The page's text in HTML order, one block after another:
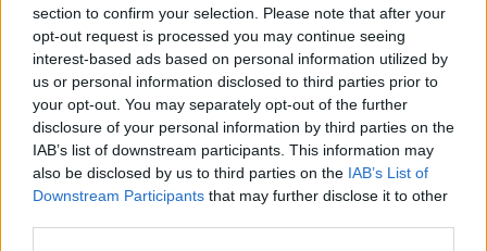
section to confirm your selection. Please note that after your
opt-out request is processed you may continue seeing
interest-based ads based on personal information utilized by
us or personal information disclosed to third parties prior to
your opt-out. You may separately opt-out of the further
disclosure of your personal information by third parties on the
IAB’s list of downstream participants. This information may
also be disclosed by us to third parties on the IAB’s List of
Downstream Participants that may further disclose it to other
Την ίδια στιγμή είναι ένα ισχυρό παράδειγμα
του πώς το όραμα, η σκληρή δουλειά και η
τεχνολογία μπορούν να υπηρετήσουν τον
άνθρωπο, όταν αξιοποιούνται με
ανθρωποκεντρικό τρόπο.
«Όταν η πληροφορία είναι διάσπαρτη, η ζωή